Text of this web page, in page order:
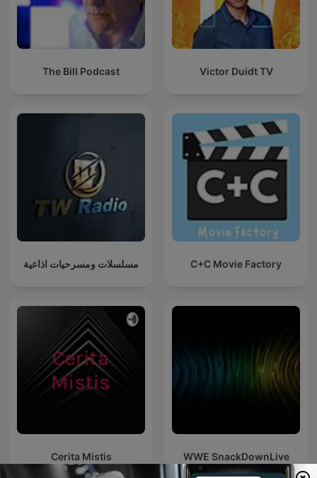
The Bill Podcast Victor Duidt TV
مسلسلات ومسرحيات اذاعية C+C Movie Factory
Cerita Mistis WWE SnackDownLive